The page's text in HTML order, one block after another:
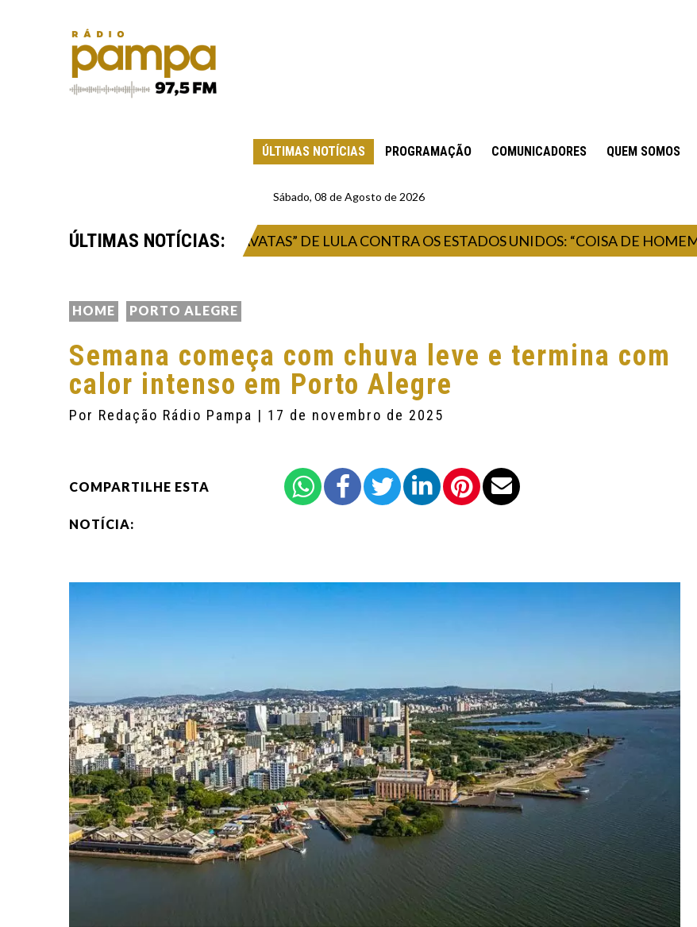
ÚLTIMAS NOTÍCIAS PROGRAMAÇÃO COMUNICADORES QUEM SOMOS
Sábado, 08 de Agosto de 2026
ÚLTIMAS NOTÍCIAS:
CAIADO CRITICA “BRAVATAS” DE LULA CONTRA OS ESTADOS UNIDOS: “COISA DE HOMEM
HOME PORTO ALEGRE
Semana começa com chuva leve e termina com
calor intenso em Porto Alegre
Por Redação Rádio Pampa | 17 de novembro de 2025
COMPARTILHE ESTA
NOTÍCIA: